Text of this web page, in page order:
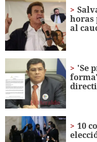
4
minutes,
8
seconds
horas
al
'Se
10